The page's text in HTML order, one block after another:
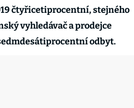
čtyřicetiprocentní, stejného
vyhledávač a prodejce
odbyt.